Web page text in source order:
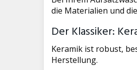
die Materialien und
Der Klassiker:
Keramik ist robust,
Herstellung.